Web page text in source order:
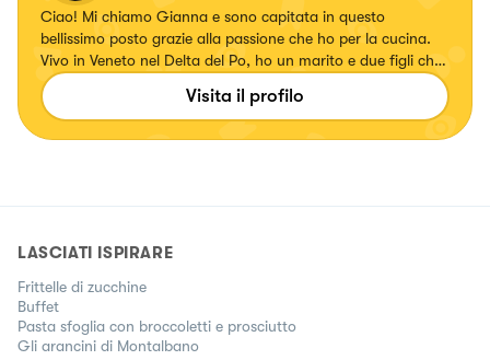
Ciao! Mi chiamo Gianna e sono capitata in questo
bellissimo posto grazie alla passione che ho per la cucina.
Vivo in Veneto nel Delta del Po, ho un marito e due figli che
sono i miei giudici a tavola e che apprezzano quello che
preparo loro. Inizia così questa inaspettata nuova
Visita il profilo
LASCIATI ISPIRARE
Frittelle di zucchine
Buffet
Pasta sfoglia con broccoletti e prosciutto
Gli arancini di Montalbano